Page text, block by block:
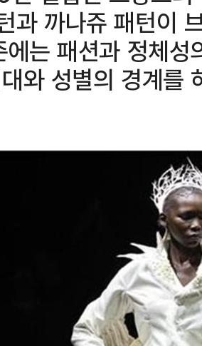
과 까나쥬 패턴이
는 패션과 정체
와 성별의 경계를